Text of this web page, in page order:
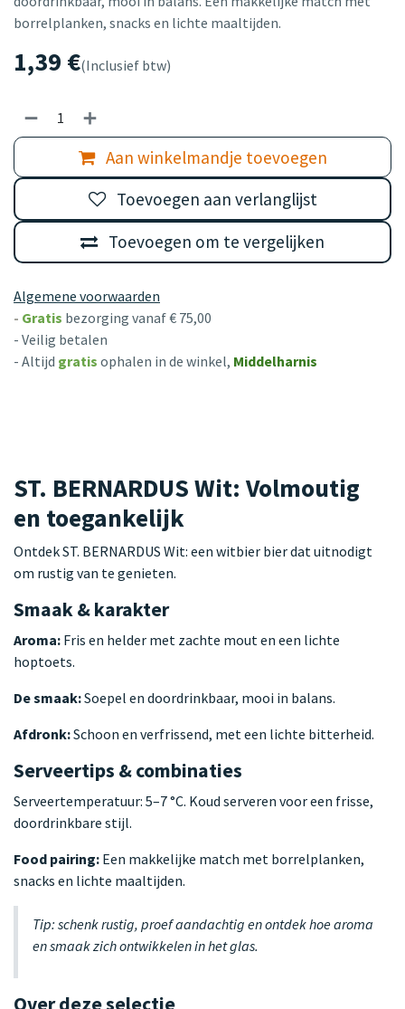
borrelplanken, snacks en lichte maaltijden.
1,39 €(Inclusief btw)
Aan winkelmandje toevoegen
Toevoegen om te vergelijken
Toevoegen aan verlanglijst
Algemene voorwaarden
- Gratis bezorging vanaf € 75,00
- Veilig betalen
- Altijd gratis ophalen in de winkel, Middelharnis
ST. BERNARDUS Wit: Volmoutig
en toegankelijk
Ontdek ST. BERNARDUS Wit: een witbier bier dat uitnodigt
om rustig van te genieten.
Smaak & karakter
Aroma: Fris en helder met zachte mout en een lichte
hoptoets.
De smaak:Soepel en doordrinkbaar, mooi in balans.
Afdronk:Schoon en verfrissend, met een lichte bitterheid.
Serveertips & combinaties
Serveertemperatuur: 5–7 °C. Koud serveren voor een frisse,
doordrinkbare stijl.
Food pairing: Een makkelijke match met borrelplanken,
snacks en lichte maaltijden.
Tip: schenk rustig, proef aandachtig en ontdek hoe aroma
en smaak zich ontwikkelen in het glas.
Over deze selectie